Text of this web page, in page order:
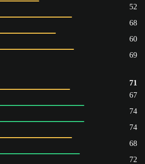
52
68
60
69
71
67
74
74
68
72